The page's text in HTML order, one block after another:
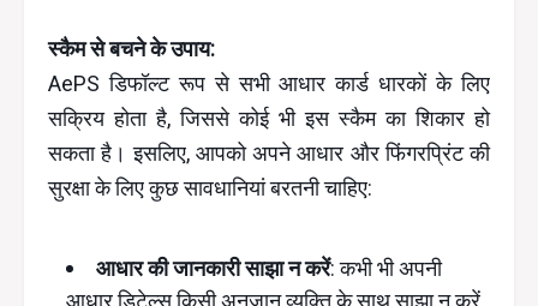
स्कैम से बचने के उपाय:
AePS डिफॉल्ट रूप से सभी आधार कार्ड धारकों के लिए
सक्रिय होता है, जिससे कोई भी इस स्कैम का शिकार हो
सकता है। इसलिए, आपको अपने आधार और फिंगरप्रिंट की
सुरक्षा के लिए कुछ सावधानियां बरतनी चाहिए:
आधार की जानकारी साझा न करें: कभी भी अपनी